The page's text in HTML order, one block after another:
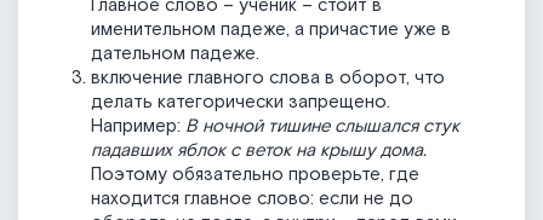
Главное слово – ученик – стоит в
именительном падеже, а причастие уже в
дательном падеже.
включение главного слова в оборот, что
делать категорически запрещено.
Например: В ночной тишине слышался стук
падавших яблок с веток на крышу дома.
Поэтому обязательно проверьте, где
находится главное слово: если не до